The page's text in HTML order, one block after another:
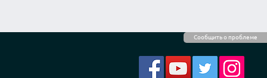
Сообщить о проблеме